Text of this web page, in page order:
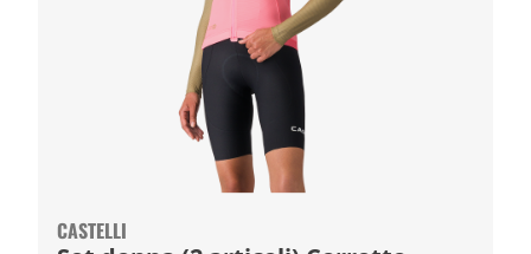
CASTELLI